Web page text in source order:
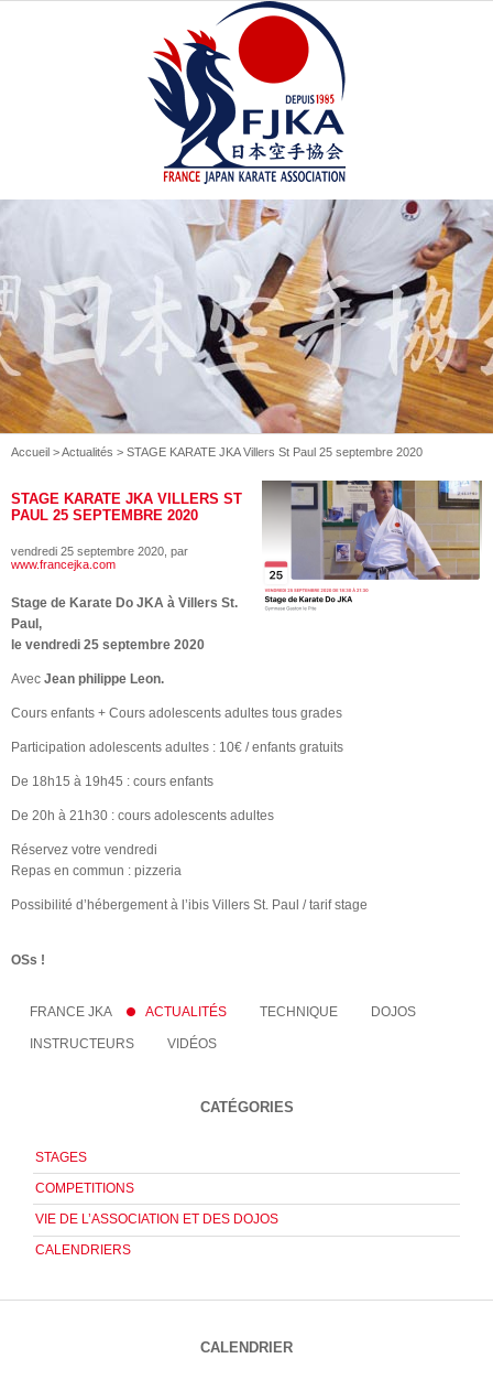
Accueil >Actualités > STAGE KARATE JKA Villers St Paul 25 septembre 2020
STAGE KARATE JKA VILLERS ST
PAUL 25 SEPTEMBRE 2020
vendredi 25 septembre 2020 , par
www.francejka.com
Stage de Karate Do JKA à Villers St.
Paul,
le vendredi 25 septembre 2020
Avec Jean philippe Leon.
Cours enfants + Cours adolescents adultes tous grades
Participation adolescents adultes : 10€ / enfants gratuits
De 18h15 à 19h45 : cours enfants
De 20h à 21h30 : cours adolescents adultes
Réservez votre vendredi
Repas en commun : pizzeria
Possibilité d’hébergement à l’ibis Villers St. Paul / tarif stage
OSs !
FRANCE JKA ACTUALITÉS TECHNIQUE DOJOS
INSTRUCTEURS VIDÉOS
CATÉGORIES
STAGES
COMPETITIONS
VIE DE L’ASSOCIATION ET DES DOJOS
CALENDRIERS
CALENDRIER